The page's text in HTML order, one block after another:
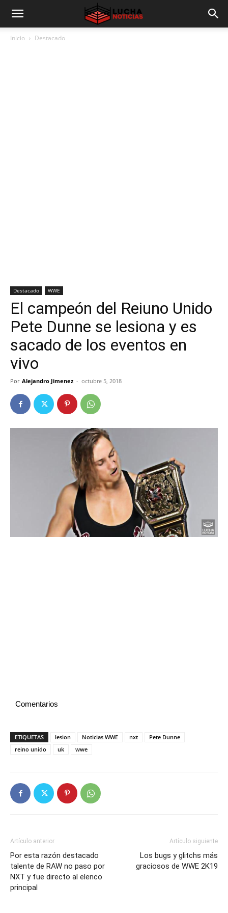
Inicio Destacado
Destacado WWE
El campeón del Reiuno Unido
Pete Dunne se lesiona y es
sacado de los eventos en
vivo
Por Alejandro Jimenez - octubre 5, 2018
Comentarios
ETIQUETAS lesion Noticias WWE nxt
Pete Dunne
reino unido
uk wwe
Artículo anterior
Por esta razón destacado
talente de RAW no paso por
NXT y fue directo al elenco
principal
Artículo siguiente
Los bugs y glitchs más
graciosos de WWE 2K19